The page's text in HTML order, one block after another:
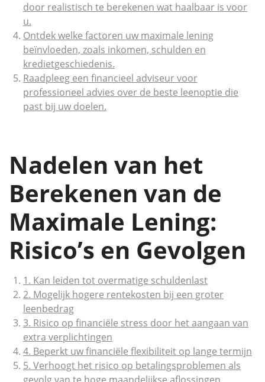
door realistisch te berekenen wat haalbaar is voor
u.
Ontdek welke factoren uw maximale lening
beïnvloeden, zoals inkomen, schulden en
kredietgeschiedenis.
Raadpleeg een financieel adviseur voor
professioneel advies over de beste leenoptie die
past bij uw doelen.
Nadelen van het
Berekenen van de
Maximale Lening:
Risico’s en Gevolgen
1. Kan leiden tot overmatige schuldenlast
2. Mogelijk hogere rentekosten bij een groter
leenbedrag
3. Risico op financiële stress door het aangaan van
extra verplichtingen
4. Beperkt uw financiële flexibiliteit op lange termijn
5. Verhoogt het risico op betalingsproblemen als